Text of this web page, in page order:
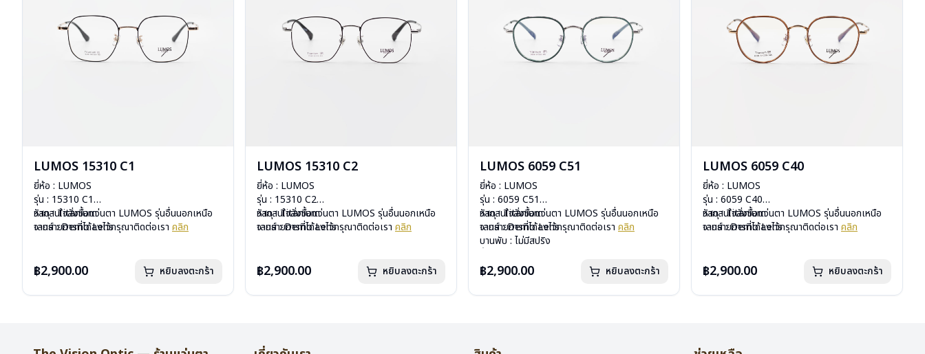
LUMOS 15310 C1
ยี่ห้อ : LUMOS
รุ่น : 15310 C1
วัสดุ : Titanium
เลนส์ : Demo Lens
อุปกรณ์ : กล่องแว่น , ผ้าเช็ดแว่น
หากสนใจสั่งชื้อแว่นตา LUMOS รุ่นอื่นนอกเหนือ
จากรายการที่ได้ลงไว้กรุณาติดต่อเรา คลิก
฿2,900.00 หยิบลงตะกร้า
LUMOS 15310 C2
ยี่ห้อ : LUMOS
รุ่น : 15310 C2
วัสดุ : Titanium
เลนส์ : Demo Lens
อุปกรณ์ : กล่องแว่น , ผ้าเช็ดแว่น
หากสนใจสั่งชื้อแว่นตา LUMOS รุ่นอื่นนอกเหนือ
จากรายการที่ได้ลงไว้กรุณาติดต่อเรา คลิก
฿2,900.00 หยิบลงตะกร้า
LUMOS 6059 C51
ยี่ห้อ : LUMOS
รุ่น : 6059 C51
วัสดุ : Titanium
เลนส์ : Demo Lens
บานพับ : ไม่มีสปริง
อุปกรณ์ : กล่องแว่น , ผ้าเช็ดแว่น
หากสนใจสั่งชื้อแว่นตา LUMOS รุ่นอื่นนอกเหนือ
จากรายการที่ได้ลงไว้กรุณาติดต่อเรา คลิก
฿2,900.00 หยิบลงตะกร้า
LUMOS 6059 C40
ยี่ห้อ : LUMOS
รุ่น : 6059 C40
วัสดุ : Titanium
เลนส์ : Demo Lens
อุปกรณ์ : กล่องแว่น , ผ้าเช็ดแว่น
หากสนใจสั่งชื้อแว่นตา LUMOS รุ่นอื่นนอกเหนือ
จากรายการที่ได้ลงไว้กรุณาติดต่อเรา คลิก
฿2,900.00 หยิบลงตะกร้า